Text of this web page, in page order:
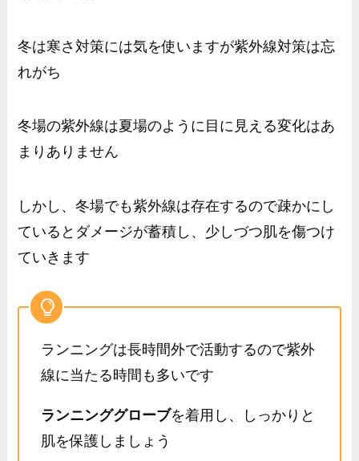
冬は寒さ対策には気を使いますが紫外線対策は忘
れがち
冬場の紫外線は夏場のように目に見える変化はあ
まりありません
しかし、冬場でも紫外線は存在するので疎かにし
ているとダメージが蓄積し、少しづつ肌を傷つけ
ていきます
ランニングは長時間外で活動するので紫外
線に当たる時間も多いです
ランニンググローブを着用し、しっかりと
肌を保護しましょう